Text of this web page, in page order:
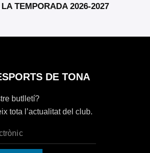
LA TEMPORADA 2026-2027
DE TONA
butlletí?
tota l’actualitat del club.